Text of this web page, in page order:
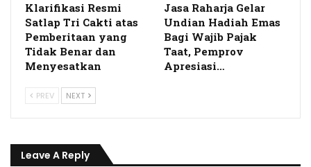
Klarifikasi Resmi
Satlap Tri Cakti atas
Pemberitaan yang
Tidak Benar dan
Menyesatkan
Jasa Raharja Gelar
Undian Hadiah Emas
Bagi Wajib Pajak
Taat, Pemprov
Apresiasi…
PREV NEXT
Leave A Reply